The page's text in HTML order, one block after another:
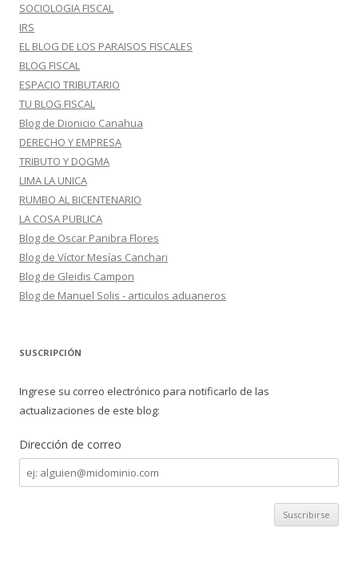
SOCIOLOGIA FISCAL
IRS
EL BLOG DE LOS PARAISOS FISCALES
BLOG FISCAL
ESPACIO TRIBUTARIO
TU BLOG FISCAL
Blog de Dionicio Canahua
DERECHO Y EMPRESA
TRIBUTO Y DOGMA
LIMA LA UNICA
RUMBO AL BICENTENARIO
LA COSA PUBLICA
Blog de Oscar Panibra Flores
Blog de Víctor Mesías Canchari
Blog de Gleidis Campon
Blog de Manuel Solis - articulos aduaneros
SUSCRIPCIÓN
Ingrese su correo electrónico para notificarlo de las
actualizaciones de este blog:
Dirección de correo
Dirección
de
correo